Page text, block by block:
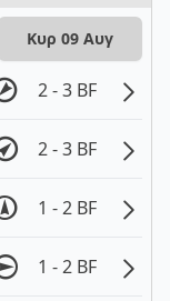
Κυρ 09 Αυγ
2 - 3 BF
2 - 3 BF
1 - 2 BF
1 - 2 BF